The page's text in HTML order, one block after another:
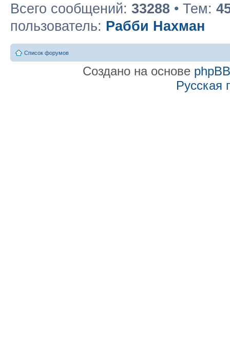
Всего сообщений: 33288 • Тем:
пользователь: Рабби Нахман
Список форумов
Создано на основе phpBB
Русская